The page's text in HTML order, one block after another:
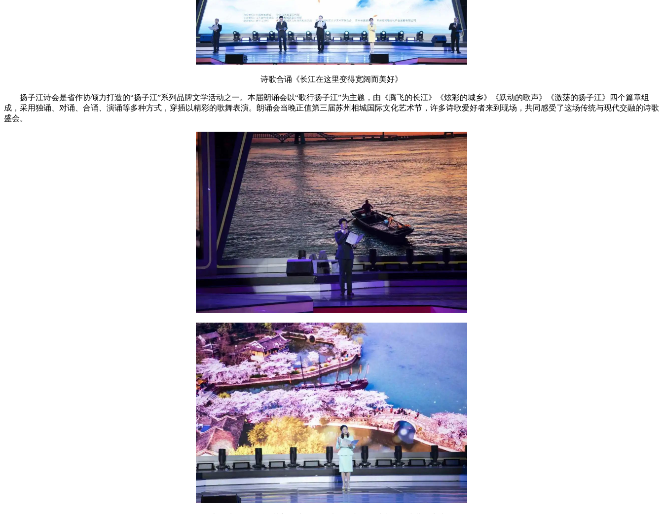
诗歌合诵《长江在这里变得宽阔而美好》
扬子江诗会是省作协倾力打造的“扬子江”系列品牌文学活动之一。本届朗诵会以“歌行扬子江”为主题，由《腾飞的长江》《炫彩的城乡》《跃动的歌声》《激荡的扬子江》四个篇章组
成，采用独诵、对诵、合诵、演诵等多种方式，穿插以精彩的歌舞表演。朗诵会当晚正值第三届苏州相城国际文化艺术节，许多诗歌爱好者来到现场，共同感受了这场传统与现代交融的诗歌
盛会。